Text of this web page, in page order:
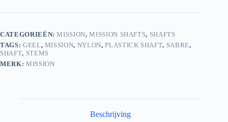
-
Black
–
Red
Top
CATEGORIEËN:MISSION,MISSION SHAFTS, SHAFTS
TAGS: GEEL, MISSION, NYLON,PLASTICK SHAFT, SABRE,
SHAFT, STEMS
MERK: MISSION
Beschrijving